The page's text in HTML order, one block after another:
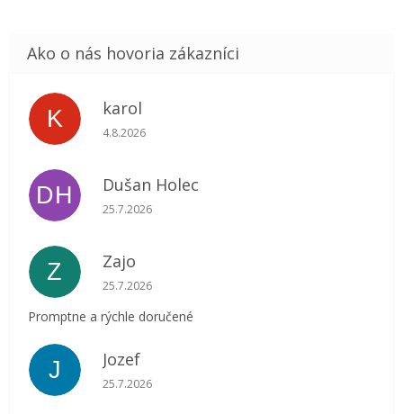
K karol
Hodnotenie obchodu je 5 z 5 hviezdičiek.
4.8.2026
DH Dušan Holec
Hodnotenie obchodu je 5 z 5 hviezdičiek.
25.7.2026
Z Zajo
Hodnotenie obchodu je 5 z 5 hviezdičiek.
25.7.2026
Promptne a rýchle doručené
J Jozef
Hodnotenie obchodu je 5 z 5 hviezdičiek.
25.7.2026